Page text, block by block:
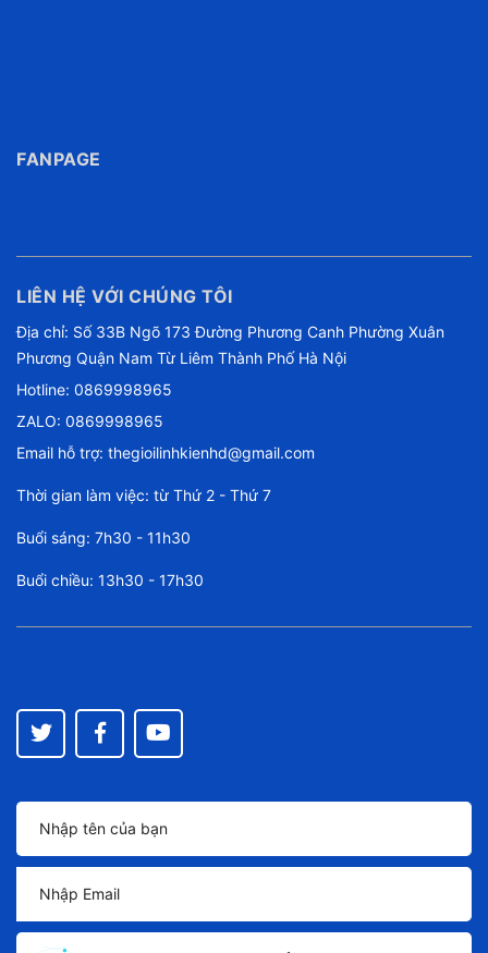
FANPAGE
LIÊN HỆ VỚI CHÚNG TÔI
Địa chỉ: Số 33B Ngõ 173 Đường Phương Canh Phường Xuân
Phương Quận Nam Từ Liêm Thành Phố Hà Nội
Hotline: 0869998965
ZALO: 0869998965
Email hỗ trợ: thegioilinhkienhd@gmail.com
Thời gian làm việc: từ Thứ 2 - Thứ 7
Buổi sáng: 7h30 - 11h30
Buổi chiều: 13h30 - 17h30